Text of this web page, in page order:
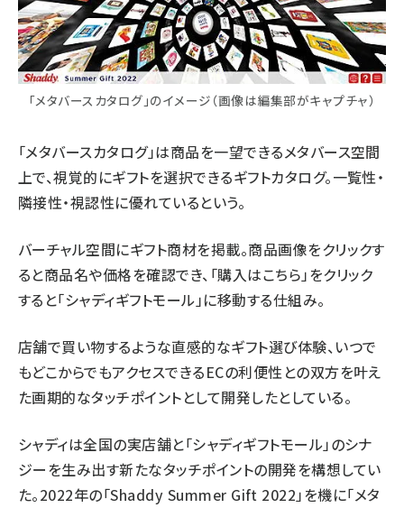
「メタバースカタログ」のイメージ（画像は編集部がキャプチャ）
「メタバースカタログ」は商品を一望できるメタバース空間
上で、視覚的にギフトを選択できるギフトカタログ。一覧性・
隣接性・視認性に優れているという。
バーチャル空間にギフト商材を掲載。商品画像をクリックす
ると商品名や価格を確認でき、「購入はこちら」をクリック
すると「シャディギフトモール」に移動する仕組み。
店舗で買い物するような直感的なギフト選び体験、いつで
もどこからでもアクセスできるECの利便性との双方を叶え
た画期的なタッチポイントとして開発したとしている。
シャディは全国の実店舗と「シャディギフトモール」のシナ
ジーを生み出す新たなタッチポイントの開発を構想してい
た。2022年の「Shaddy Summer Gift 2022」を機に「メタ